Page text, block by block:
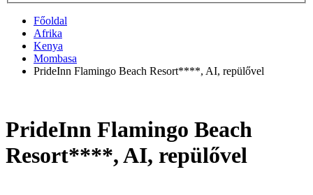
Főoldal
Afrika
Kenya
Mombasa
PrideInn Flamingo Beach Resort****, AI, repülővel
PrideInn Flamingo Beach
Resort****, AI, repülővel